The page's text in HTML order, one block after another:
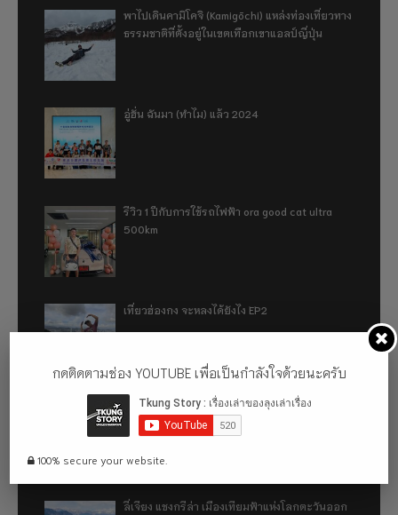
พาไปเดินคามิโคจิ (Kamigōchi) แหล่งท่องเที่ยวทาง
ธรรมชาติที่ตั้งอยู่ในเขตเทือกเขาแอลป์ญี่ปุ่น
อู่ฮั่น ฉันมา (ทำไม) แล้ว 2024
รีวิว 1 ปีกับการใช้รถไฟฟ้า ora good cat ultra
500km
เที่ยวฮ่องกง จะหลงได้ยังไง EP2
เที่ยวฮ่องกง จะหลงได้ยังไง EP1
ลี่เจียง แชงกรีล่า เมืองเทียมฟ้าแห่งโลกตะวันออก
กดติดตามช่อง YOUTUBE เพื่อเป็นกำลังใจด้วยนะครับ
100% secure your website.